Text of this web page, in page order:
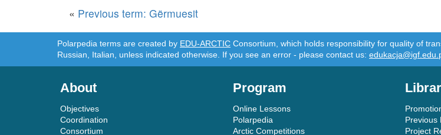
« Previous term: Gërmuesit
Polarpedia terms are created by EDU-ARCTIC Consortium, which holds responsibility for quality of
Russian, Italian, unless indicated otherwise. If you see an error - please contact us:
About
Objectives
Coordination
Consortium
Program
Online Lessons
Polarpedia
Arctic Competitions
Previous
Project